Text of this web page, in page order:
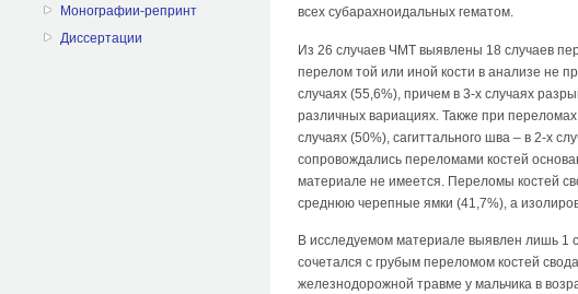
Монографии-репринт
Диссертации
всех субарахноидальных гематом.
Из 26 случаев ЧМТ выявлены 18 случаев
перелом той или иной кости в анализе не
случаях (55,6%), причем в 3-х случаях
различных вариациях. Также при
случаях (50%), сагиттального шва – в 2-х
сопровождались переломами костей
материале не имеется. Переломы костей
среднюю черепные ямки (41,7%), а
В исследуемом материале выявлен лишь 1
сочетался с грубым переломом костей
железнодорожной травме у мальчика в